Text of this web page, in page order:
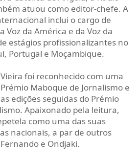
atuou como editor-chefe. A
inclui o cargo de
Voz da América e da Voz da
estágios profissionalizantes no
Portugal e Moçambique.
foi reconhecido com uma
Maboque de Jornalismo e
edições seguidas do Prémio
Apaixonado pela leitura,
como uma das suas
nacionais, a par de outros
e Ondjaki.